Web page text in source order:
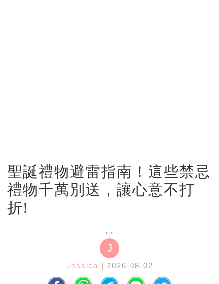
聖誕禮物避雷指南！這些禁忌
禮物千萬別送，讓心意不打
折!
J
Jessica | 2026-08-02